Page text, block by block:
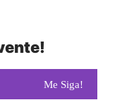
Me Siga!